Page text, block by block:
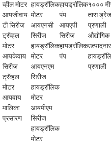
व्हील मोटर
आयजीवाय-
टी सिरीज
ट्रॅव्हल
मोटर
आयकेवाय
सिरीज
ट्रॅव्हल
मोटर
आयवाय
मालिका
प्रसारण
हायड्रॉलिक
मोटर
आयएनसी
सिरीज
हायड्रॉलिक
मोटर
आयएनएम
सिरीज
हायड्रॉलिक
मोटर
आयपीएम
सिरीज
हायड्रॉलिक
मोटर
हायड्रॉलिक
पंप
आयएपी
सिरीज
हायड्रॉलिक
पंप
१०००
तास
प्रणाली
औद्योगिक
प्रणाली